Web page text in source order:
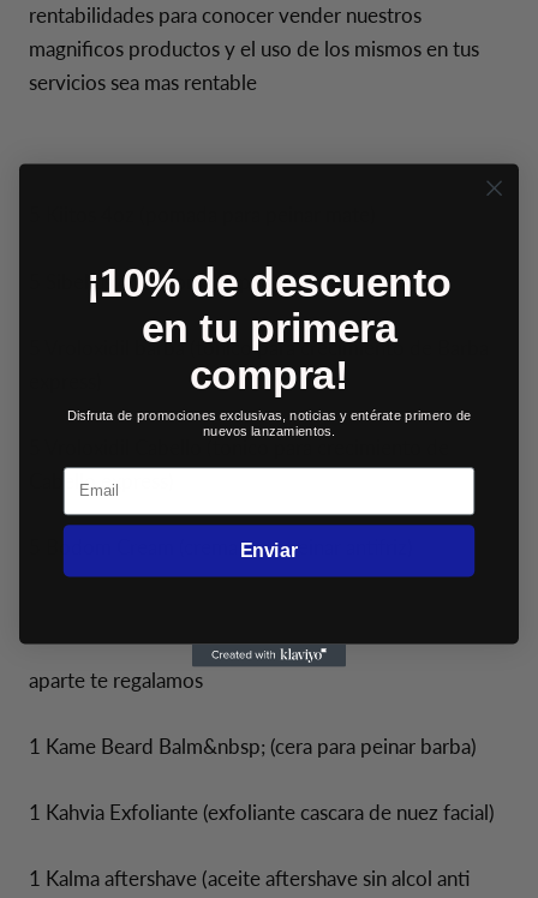
rentabilidades para conocer vender nuestros
magnificos productos y el uso de los mismos en tus
servicios sea mas rentable
5 Sibelius 4oz (pomada para peinar brillo)
5 Vroloxidil barba (tonico para crecimiento de Barba
Cabello express)
5 Bodom Cream (crema para peinar antifriz)
aparte te regalamos
1 Kame Beard Balm&nbsp; (cera para peinar barba)
1 Kahvia Exfoliante (exfoliante cascara de nuez facial)
1 Kalma aftershave (aceite aftershave sin alcol anti
¡10% de descuento
en tu primera
compra!
Disfruta de promociones exclusivas, noticias y entérate primero de
nuevos lanzamientos.
Email
Enviar